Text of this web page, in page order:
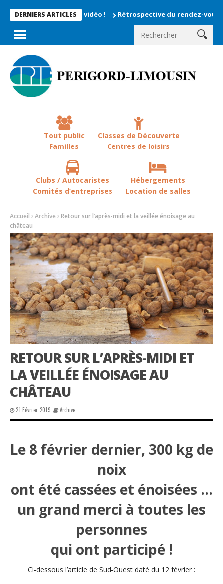
DERNIERS ARTICLES Rétrospective du rendez-vous la
Tout public
Familles
Classes de Découverte
Centres de loisirs
Clubs / Autocaristes
Comités d’entreprises
Hébergements
Location de salles
Accueil Archive
Retour sur l’après-midi et la veillée énoisage au
château
RETOUR SUR L’APRÈS-MIDI ET
LA VEILLÉE ÉNOISAGE AU
CHÂTEAU
21 Février 2019 Archive
Le 8 février dernier, 300 kg de
noix
ont été cassées et énoisées …
un grand merci à toutes les
personnes
qui ont participé !
Ci-dessous l’article de Sud-Ouest daté du 12 février :